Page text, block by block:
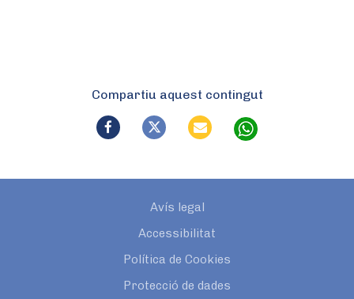
Compartiu aquest contingut
Avís legal
Accessibilitat
Política de Cookies
Protecció de dades